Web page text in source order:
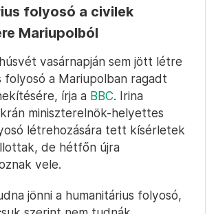
folyosó a civilek
Mariupolból
vasárnapján sem jött létre
folyosó a Mariupolban ragadt
írja a BBC. Irina
miniszterelnök-helyettes
létrehozására tett kísérletek
de hétfőn újra
vele.
jönni a humanitárius folyosó,